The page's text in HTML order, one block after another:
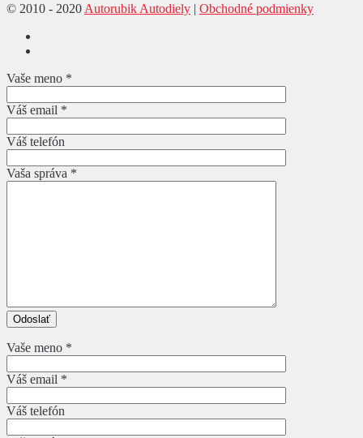
© 2010 - 2020 Autorubik Autodiely | Obchodné podmienky
Vaše meno *
Váš email *
Váš telefón
Vaša správa *
Vaše meno *
Váš email *
Váš telefón